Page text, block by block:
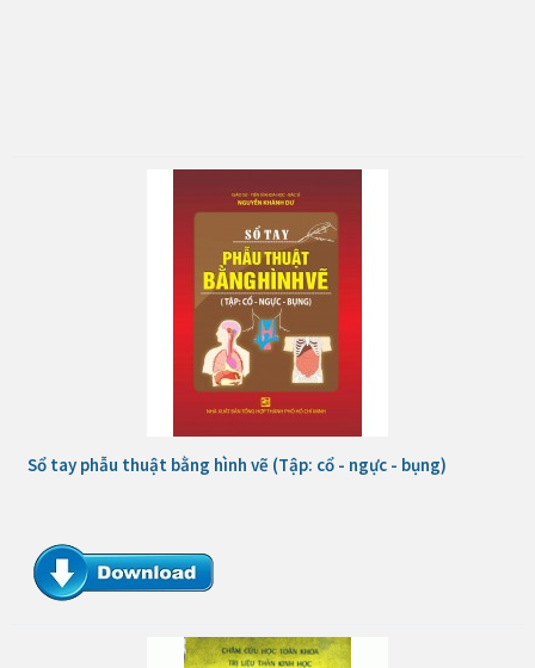
Sổ tay phẫu thuật bằng hình vẽ (Tập: cổ - ngực - bụng)